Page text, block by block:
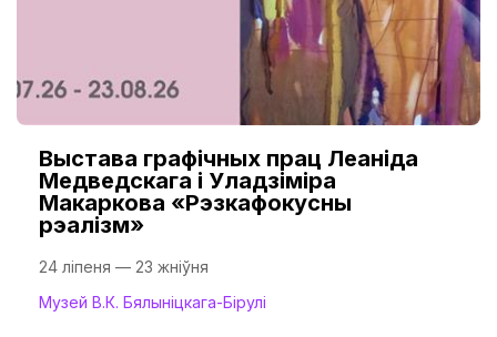
Выстава графічных прац Леаніда
Медведскага і Уладзіміра
Макаркова «Рэзкафокусны
рэалізм»
24 ліпеня — 23 жніўня
Музей В.К. Бялыніцкага-Бірулі